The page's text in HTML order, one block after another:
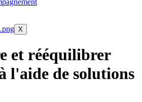
X
et rééquilibrer
l'aide de solutions